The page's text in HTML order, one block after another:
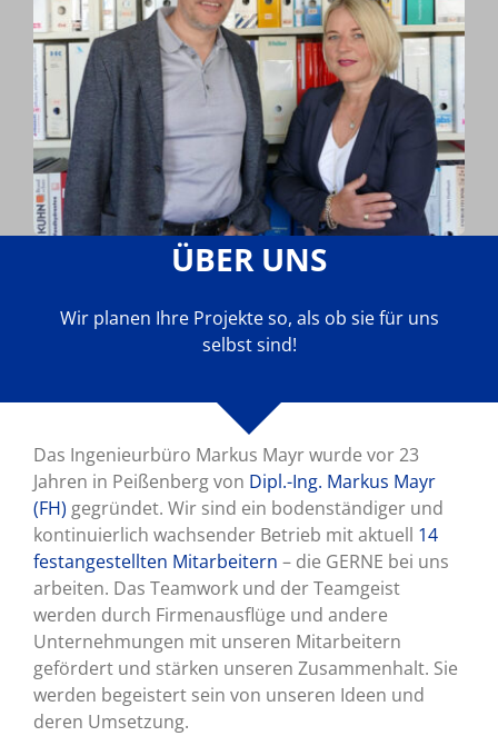
ÜBER UNS
Wir planen Ihre Projekte so, als ob sie für uns
selbst sind!
Das Ingenieurbüro Markus Mayr wurde vor 23
Jahren in Peißenberg von Dipl.-Ing. Markus Mayr
(FH) gegründet. Wir sind ein bodenständiger und
kontinuierlich wachsender Betrieb mit aktuell 14
festangestellten Mitarbeitern – die GERNE bei uns
arbeiten. Das Teamwork und der Teamgeist
werden durch Firmenausflüge und andere
Unternehmungen mit unseren Mitarbeitern
gefördert und stärken unseren Zusammenhalt. Sie
werden begeistert sein von unseren Ideen und
deren Umsetzung.